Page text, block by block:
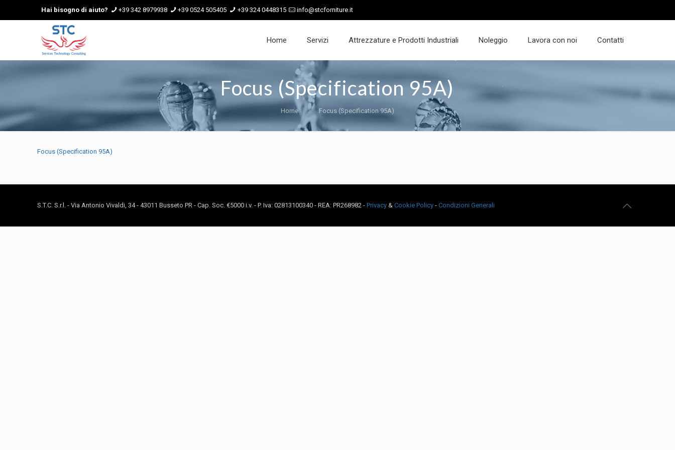
Hai bisogno di aiuto? +39 342 8979938 +39 0524 505405 +39 324 0448315 info@stcforniture.it
Home Servizi Attrezzature e Prodotti Industriali Noleggio Lavora con noi Contatti
Focus (Specification 95A)
Home Focus (Specification 95A)
Focus (Specification 95A)
S.T.C. S.r.l. - Via Antonio Vivaldi, 34 - 43011 Busseto PR - Cap. Soc. €5000 i.v. - P. Iva: 02813100340 - REA: PR268982 -Privacy &Cookie Policy -Condizioni Generali